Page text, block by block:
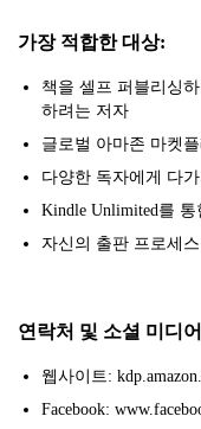
가장 적합한 대상:
책을 셀프 퍼블리싱
하려는 저자
글로벌 아마존 마켓
다양한 독자에게 다
Kindle Unlimited를
자신의 출판 프로세
연락처 및 소셜 미디
웹사이트:
Facebook: